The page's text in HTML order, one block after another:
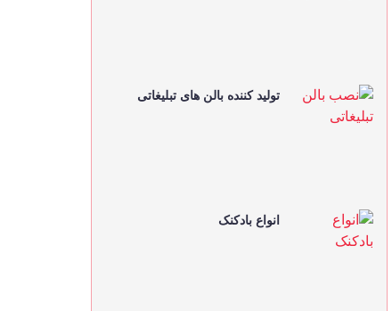
تولید کننده بالن های تبلیغاتی
انواع بادکنک